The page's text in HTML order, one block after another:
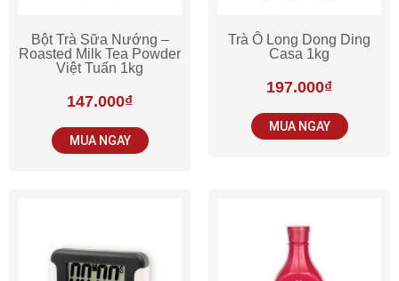
Bột Trà Sữa Nướng –
Roasted Milk Tea Powder
Việt Tuấn 1kg
147.000₫
MUA NGAY
Trà Ô Long Dong Ding
Casa 1kg
197.000₫
MUA NGAY